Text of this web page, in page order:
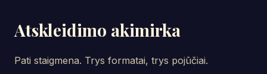
Atskleidimo akimirka
Pati staigmena. Trys formatai, trys pojūčiai.